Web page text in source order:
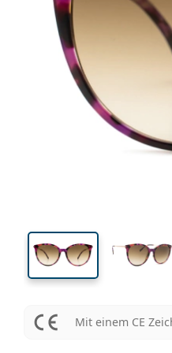
141
49 mm
Glashöhe
Mit einem CE